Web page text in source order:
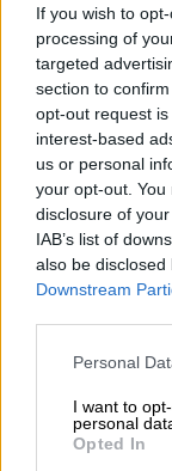
If you wish to
processing of
targeted
section to
opt-out request
interest-based
us or personal
your opt-out.
disclosure of
IAB’s list of
also be
Downstream
Please note that
not limited to
grant or deny
use your data
Personal
I want to
personal
Opted In
Τραγικό
μεσάνυχτα
τουΒόλου.
Η φωτιά
των οδών
βρέθηκαν